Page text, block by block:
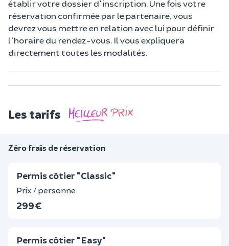
établir votre dossier d'inscription. Une fois votre
réservation confirmée par le partenaire, vous
devrez vous mettre en relation avec lui pour définir
l'horaire du rendez-vous. Il vous expliquera
directement toutes les modalités.
Les tarifs
Zéro frais de réservation
Permis cˆotier "Classic"
Prix / personne
299 €
Permis cˆotier "Easy"